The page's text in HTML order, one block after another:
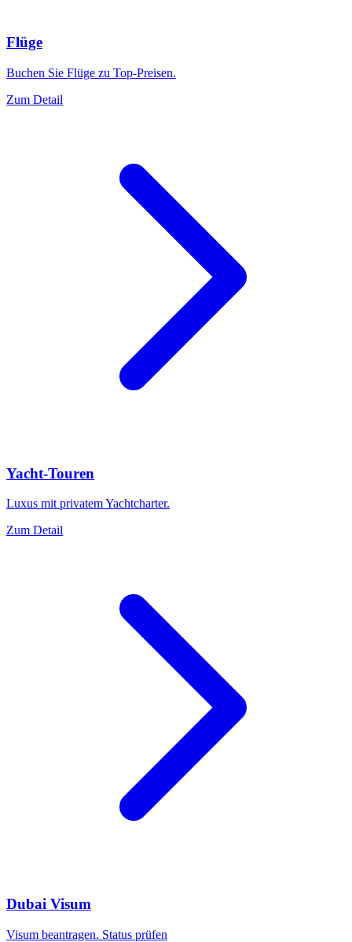
Flüge
Buchen Sie Flüge zu Top-Preisen.
Zum Detail
Yacht-Touren
Luxus mit privatem Yachtcharter.
Zum Detail
Dubai Visum
Visum beantragen. Status prüfen